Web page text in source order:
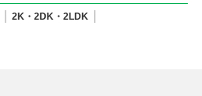
2K・2DK・2LDK